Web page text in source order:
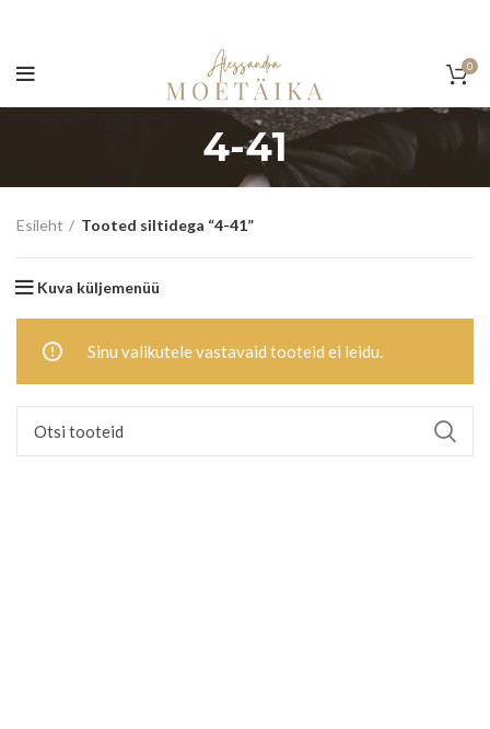
0
4-41
Esileht Tooted siltidega “4-41”
Kuva küljemenüü
Sinu valikutele vastavaid tooteid ei leidu.